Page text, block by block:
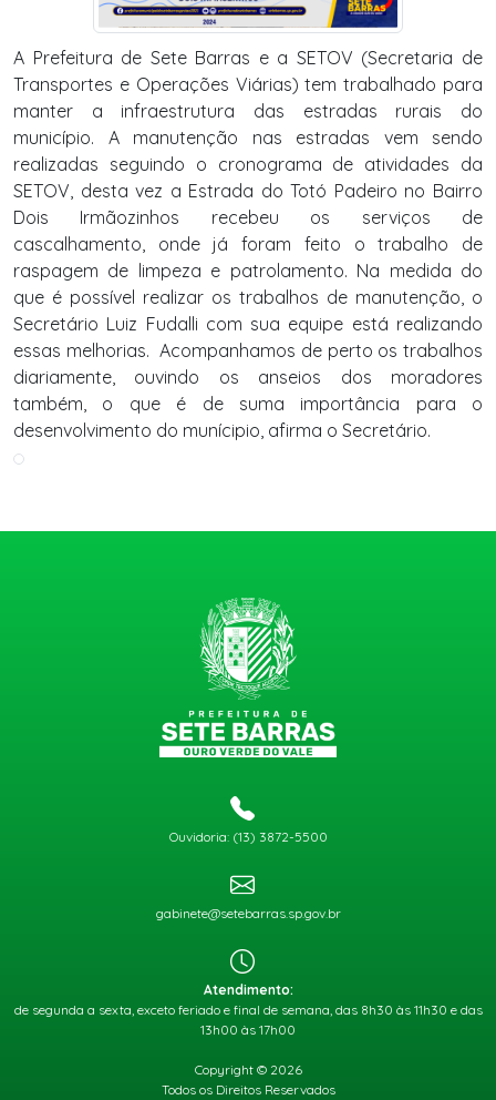
A Prefeitura de Sete Barras e a SETOV (Secretaria de
Transportes e Operações Viárias) tem trabalhado para
manter a infraestrutura das estradas rurais do
município. A manutenção nas estradas vem sendo
realizadas seguindo o cronograma de atividades da
SETOV, desta vez a Estrada do Totó Padeiro no Bairro
Dois Irmãozinhos recebeu os serviços de
cascalhamento, onde já foram feito o trabalho de
raspagem de limpeza e patrolamento. Na medida do
que é possível realizar os trabalhos de manutenção, o
Secretário Luiz Fudalli com sua equipe está realizando
essas melhorias.  Acompanhamos de perto os trabalhos
diariamente, ouvindo os anseios dos moradores
também, o que é de suma importância para o
desenvolvimento do munícipio, afirma o Secretário.
Ouvidoria: (13) 3872-5500
gabinete@setebarras.sp.gov.br
Atendimento:
de segunda a sexta, exceto feriado e final de semana, das 8h30 às 11h30 e das
13h00 às 17h00
Copyright © 2026
Todos os Direitos Reservados